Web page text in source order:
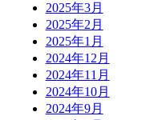
2025年3月
2025年2月
2025年1月
2024年12月
2024年11月
2024年10月
2024年9月